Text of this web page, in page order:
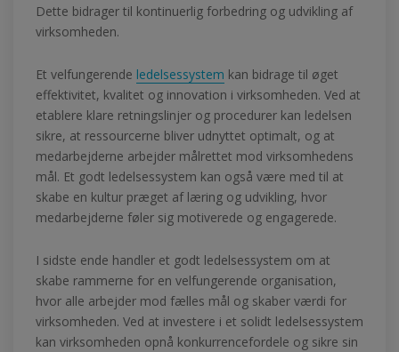
Dette bidrager til kontinuerlig forbedring og udvikling af
virksomheden.
Et velfungerende ledelsessystem kan bidrage til øget
effektivitet, kvalitet og innovation i virksomheden. Ved at
etablere klare retningslinjer og procedurer kan ledelsen
sikre, at ressourcerne bliver udnyttet optimalt, og at
medarbejderne arbejder målrettet mod virksomhedens
mål. Et godt ledelsessystem kan også være med til at
skabe en kultur præget af læring og udvikling, hvor
medarbejderne føler sig motiverede og engagerede.
I sidste ende handler et godt ledelsessystem om at
skabe rammerne for en velfungerende organisation,
hvor alle arbejder mod fælles mål og skaber værdi for
virksomheden. Ved at investere i et solidt ledelsessystem
kan virksomheden opnå konkurrencefordele og sikre sin